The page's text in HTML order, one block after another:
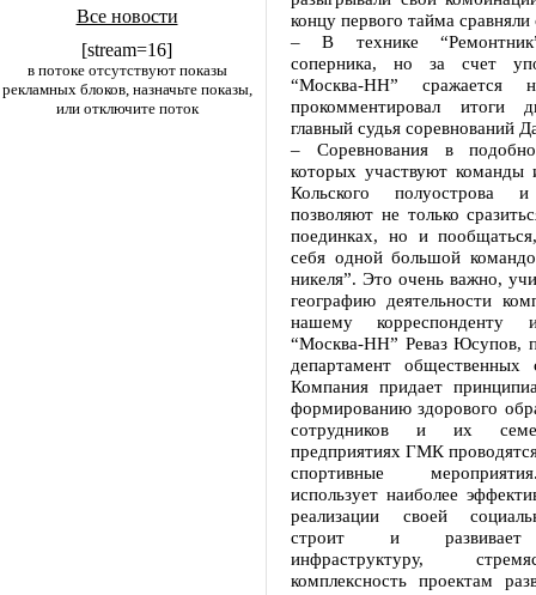
Все новости
[stream=16]
в потоке отсутствуют показы
рекламных блоков, назначьте показы,
или отключите поток
концу первого тайма сравняли
– В технике
соперника, но за счет
“Москва-НН”
прокомментировал итоги
главный судья соревнований
– Соревнования в
которых участвуют команды
Кольского
позволяют не только
поединках, но и
себя одной большой
никеля”. Это очень важно,
географию деятельности
нашему корреспонденту
“Москва-НН” Реваз Юсупов,
департамент
Компания придает
формированию здорового
сотрудников и их
предприятиях ГМК
спортивные
использует наиболее
реализации своей
строит и развивает
инфраструктуру,
комплексность проектам